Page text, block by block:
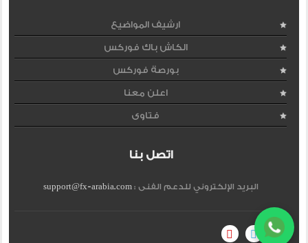
ارشيف المواضيع
الكاش باك فوركس
بورصة فوركس
اعلن معنا
فتاوى
اتصل بنا
البريد الإلكتروني للدعم الفنى :support@fx-arabia.com